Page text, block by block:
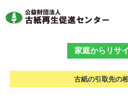
家庭からリサ
古紙の引取先の